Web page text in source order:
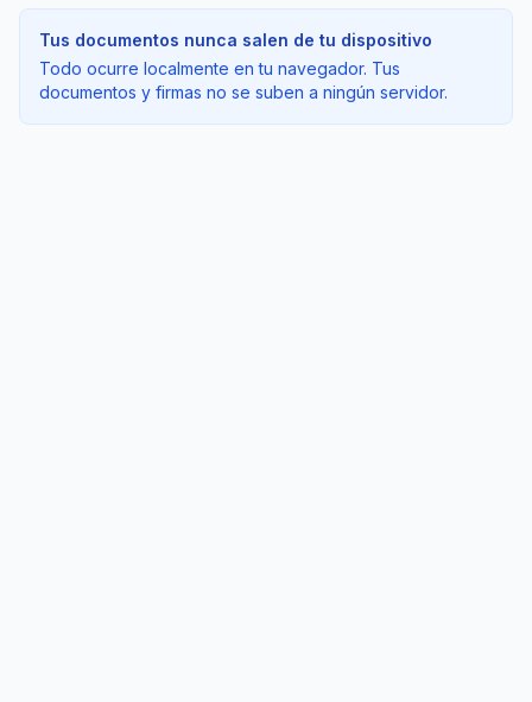
Tus documentos nunca salen de tu dispositivo
Todo ocurre localmente en tu navegador. Tus
documentos y firmas no se suben a ningún servidor.